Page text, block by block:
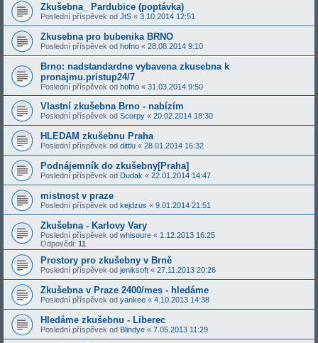
Zkušebna_ Pardubice (poptávka)
Poslední příspěvek od JtS « 3.10.2014 12:51
Zkusebna pro bubenika BRNO
Poslední příspěvek od hofno « 28.08.2014 9:10
Brno: nadstandardne vybavena zkusebna k
pronajmu.pristup24/7
Poslední příspěvek od hofno « 31.03.2014 9:50
Vlastní zkušebna Brno - nabízím
Poslední příspěvek od Scorpy « 20.02.2014 18:30
HLEDAM zkušebnu Praha
Poslední příspěvek od dittlu « 28.01.2014 16:32
Podnájemník do zkušebny[Praha]
Poslední příspěvek od Dudak « 22.01.2014 14:47
mistnost v praze
Poslední příspěvek od kejdzus « 9.01.2014 21:51
Zkušebna - Karlovy Vary
Poslední příspěvek od whisoure « 1.12.2013 16:25
Odpovědi: 11
Prostory pro zkušebny v Brně
Poslední příspěvek od jeniksoft « 27.11.2013 20:26
Zkušebna v Praze 2400/mes - hledáme
Poslední příspěvek od yankee « 4.10.2013 14:38
Hledáme zkušebnu - Liberec
Poslední příspěvek od Blindye « 7.05.2013 11:29